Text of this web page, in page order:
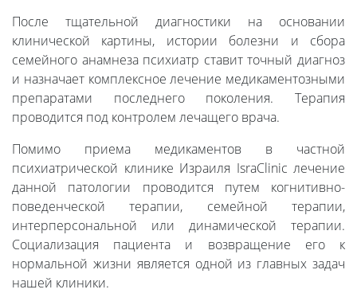
После тщательной диагностики на основании
клинической картины, истории болезни и сбора
семейного анамнеза психиатр ставит точный диагноз
и назначает комплексное лечение медикаментозными
препаратами последнего поколения. Терапия
проводится под контролем лечащего врача.
Помимо приема медикаментов в частной
психиатрической клинике Израиля IsraClinic лечение
данной патологии проводится путем когнитивно-
поведенческой терапии, семейной терапии,
интерперсональной или динамической терапии.
Социализация пациента и возвращение его к
нормальной жизни является одной из главных задач
нашей клиники.